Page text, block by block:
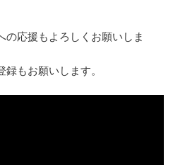
の応援もよろしくお願いしま
もお願いします。